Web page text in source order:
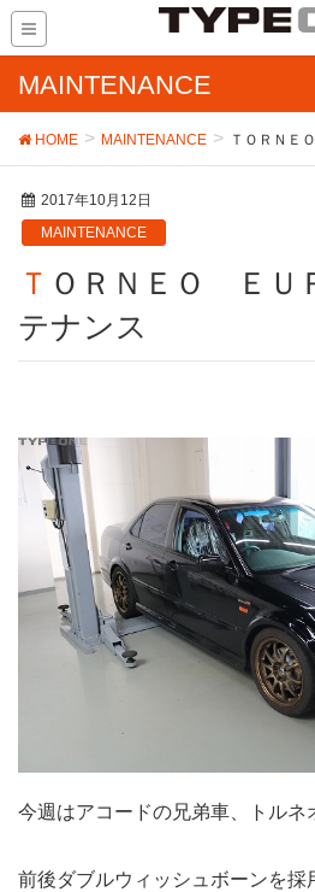
MAINTENANCE
HOME MAINTENANCE ＴＯＲＮ
2017年10月12日
MAINTENANCE
ＴＯＲＮＥＯ ＥＵＲＯ Ｒ メン
テナンス
今週はアコードの兄弟車、トルネ
前後ダブルウィッシュボーンを採